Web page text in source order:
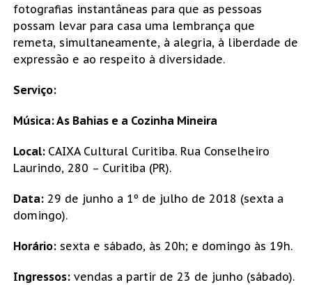
fotografias instantâneas para que as pessoas
possam levar para casa uma lembrança que
remeta, simultaneamente, à alegria, à liberdade de
expressão e ao respeito à diversidade.
Serviço:
Música: As Bahias e a Cozinha Mineira
Local: CAIXA Cultural Curitiba. Rua Conselheiro
Laurindo, 280 – Curitiba (PR).
Data:29 de junho a 1º de julho de 2018 (sexta a
domingo).
Horário:sexta e sábado, às 20h; e domingo às 19h.
Ingressos:vendas a partir de 23 de junho (sábado).